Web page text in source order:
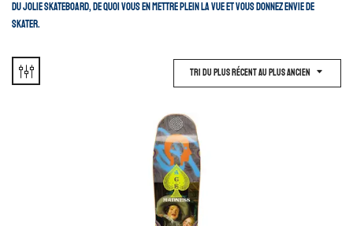
du jolie skateboard, de quoi vous en mettre plein la vue et vous donnez envie de
skater.
Tri Du Plus Récent Au Plus Ancien